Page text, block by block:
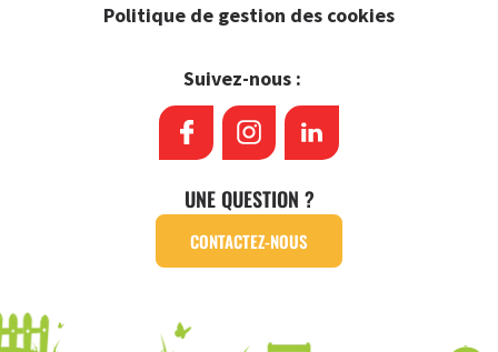
Politique de gestion des cookies
Suivez-nous :
UNE QUESTION ?
CONTACTEZ-NOUS